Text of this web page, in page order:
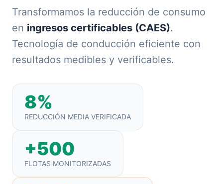
Transformamos la reducción de consumo
en ingresos certificables (CAES).
Tecnología de conducción eficiente con
resultados medibles y verificables.
8%
REDUCCIÓN MEDIA VERIFICADA
+500
FLOTAS MONITORIZADAS